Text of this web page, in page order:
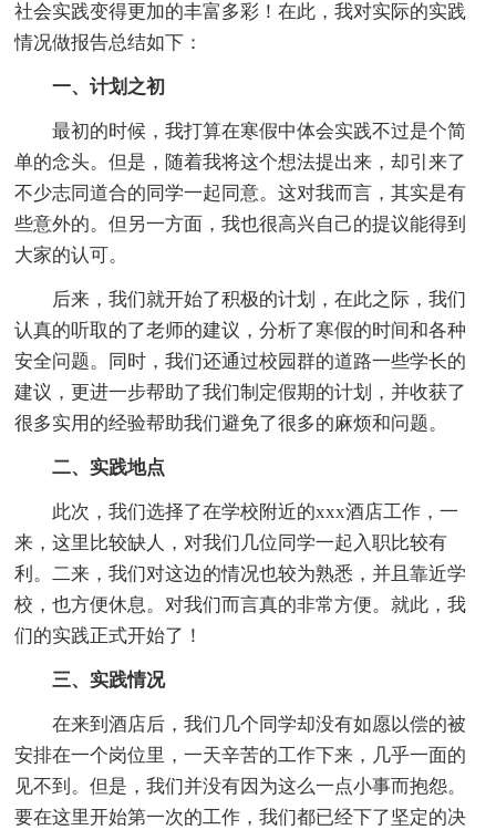
社会实践变得更加的丰富多彩！在此，我对实际的实践
情况做报告总结如下：
一、计划之初
最初的时候，我打算在寒假中体会实践不过是个简
单的念头。但是，随着我将这个想法提出来，却引来了
不少志同道合的同学一起同意。这对我而言，其实是有
些意外的。但另一方面，我也很高兴自己的提议能得到
大家的认可。
后来，我们就开始了积极的计划，在此之际，我们
认真的听取的了老师的建议，分析了寒假的时间和各种
安全问题。同时，我们还通过校园群的道路一些学长的
建议，更进一步帮助了我们制定假期的计划，并收获了
很多实用的经验帮助我们避免了很多的麻烦和问题。
二、实践地点
此次，我们选择了在学校附近的xxx酒店工作，一
来，这里比较缺人，对我们几位同学一起入职比较有
利。二来，我们对这边的情况也较为熟悉，并且靠近学
校，也方便休息。对我们而言真的非常方便。就此，我
们的实践正式开始了！
三、实践情况
在来到酒店后，我们几个同学却没有如愿以偿的被
安排在一个岗位里，一天辛苦的工作下来，几乎一面的
见不到。但是，我们并没有因为这么一点小事而抱怨。
要在这里开始第一次的工作，我们都已经下了坚定的决